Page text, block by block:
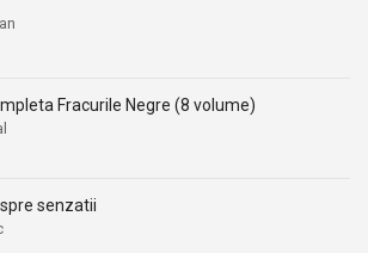
Fracurile Negre (8 volume)
senzatii